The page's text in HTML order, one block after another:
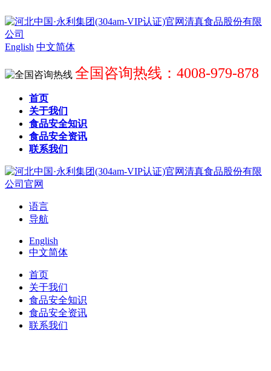
English 中文简体
全国咨询热线：4008-979-878
首页
关于我们
食品安全知识
食品安全资讯
联系我们
语言
导航
English
中文简体
首页
关于我们
食品安全知识
食品安全资讯
联系我们